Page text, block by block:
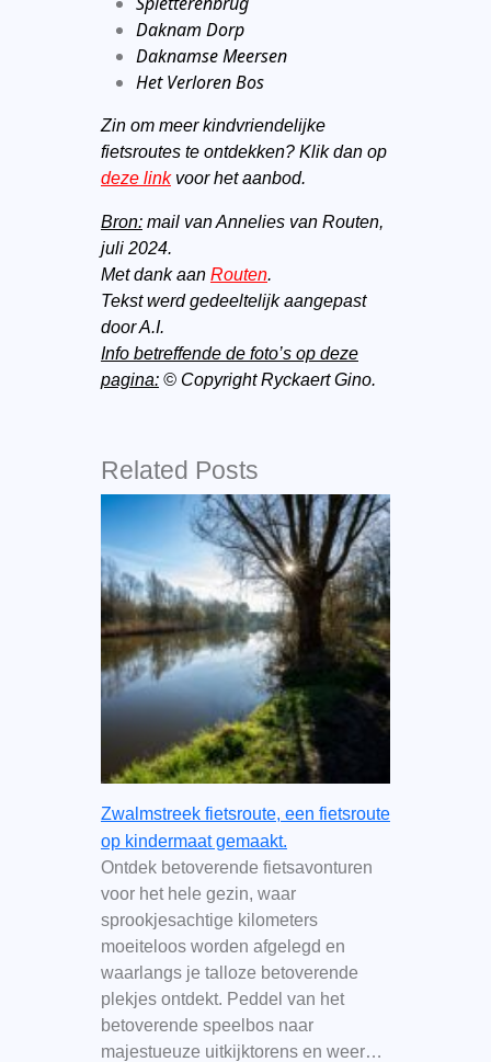
Daknam Dorp
Daknamse Meersen
Het Verloren Bos
Zin om meer kindvriendelijke
fietsroutes te ontdekken? Klik dan op
deze linkvoor het aanbod.
Bron:mail van Annelies van Routen,
juli 2024.
Met dank aan Routen.
Tekst werd gedeeltelijk aangepast
door A.I.
Info betreffende de foto’s op deze
pagina:© Copyright Ryckaert Gino.
Related Posts
Zwalmstreek fietsroute, een fietsroute
op kindermaat gemaakt.
Ontdek betoverende fietsavonturen
voor het hele gezin, waar
sprookjesachtige kilometers
moeiteloos worden afgelegd en
waarlangs je talloze betoverende
plekjes ontdekt. Peddel van het
betoverende speelbos naar
majestueuze uitkijktorens en weer…